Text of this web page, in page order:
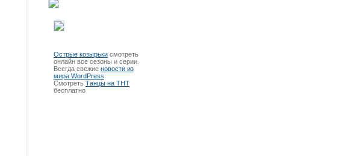
Острые козырьки смотреть
онлайн все сезоны и серии.
Всегда свежие новости из
мира WordPress
Смотреть Танцы на ТНТ
бесплатно